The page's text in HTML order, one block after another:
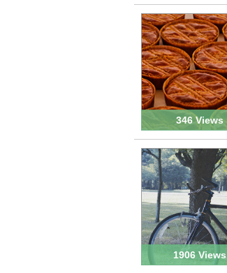
346 Views
1906 Views